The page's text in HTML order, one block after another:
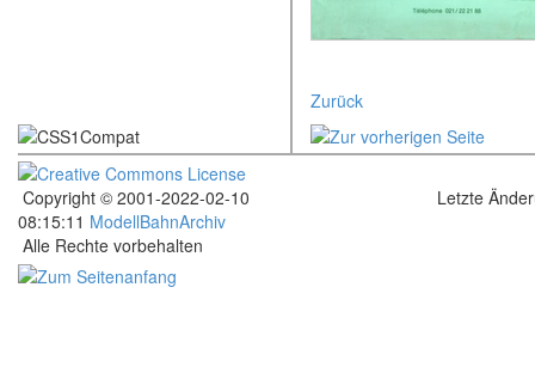
Zurück
Copyright © 2001-2022-02-10
08:15:11 ModellBahnArchiv
Letzte
Alle Rechte vorbehalten